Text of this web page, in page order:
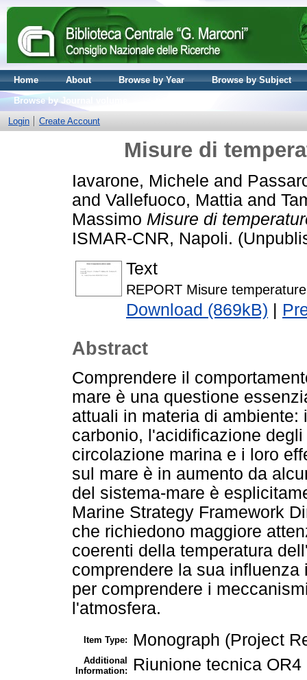
Home About Browse by Year
Browse by Subject
Browse by Journal volume
Login
Create Account
Misure di
Iavarone, Michele and
and Vallefuoco, Mattia and
Massimo Misure di
ISMAR-CNR, Napoli.
Text
REPORT Misure
Download (869kB) |
Abstract
Comprendere il
mare è una questione
attuali in materia di
carbonio, l'acidificazione
circolazione marina e i loro
sul mare è in aumento da
del sistema-mare è
Marine Strategy Framework
che richiedono maggiore
coerenti della temperatura
comprendere la sua
per comprendere i
l'atmosfera.
Item Type: Monograph (Project
Additional
Information:
Riunione tecnica